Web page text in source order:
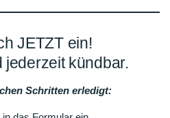
JETZT ein!
jederzeit kündbar.
Schritten erledigt: